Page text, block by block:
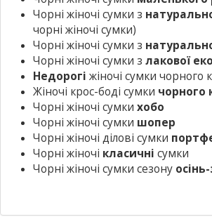
Чорні жіночі сумки з
чорні жіночі сумки)
Чорні жіночі сумки з
Чорні жіночі сумки з лакової
Недорогі жіночі сумки чорного
Жіночі крос-боді сумки чорного
Чорні жіночі сумки хобо
Чорні жіночі сумки шопер
Чорні жіночі ділові сумки
Чорні жіночі класичні сумки
Чорні жіночі сумки сезону